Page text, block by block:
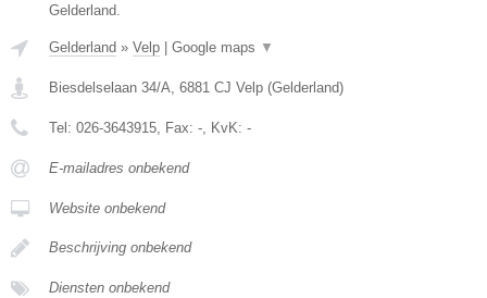
Gelderland.
Gelderland » Velp Google maps ▼
Biesdelselaan 34/A, 6881 CJ Velp (Gelderland)
Tel: 026-3643915, Fax: -, KvK: -
E-mailadres onbekend
Website onbekend
Beschrijving onbekend
Diensten onbekend